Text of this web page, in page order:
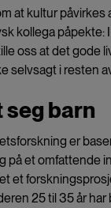
at kultur
kollega påpekte:
oss at det gode
selvsagt i resten
seg barn
er
på et omfattende
et
25 til 35 år